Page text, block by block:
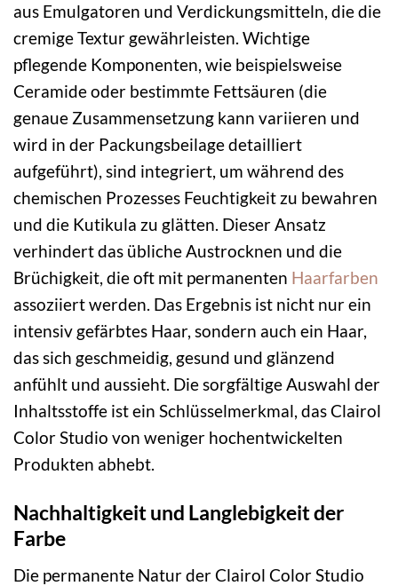
aus Emulgatoren und Verdickungsmitteln, die die
cremige Textur gewährleisten. Wichtige
pflegende Komponenten, wie beispielsweise
Ceramide oder bestimmte Fettsäuren (die
genaue Zusammensetzung kann variieren und
wird in der Packungsbeilage detailliert
aufgeführt), sind integriert, um während des
chemischen Prozesses Feuchtigkeit zu bewahren
und die Kutikula zu glätten. Dieser Ansatz
verhindert das übliche Austrocknen und die
Brüchigkeit, die oft mit permanenten Haarfarben
assoziiert werden. Das Ergebnis ist nicht nur ein
intensiv gefärbtes Haar, sondern auch ein Haar,
das sich geschmeidig, gesund und glänzend
anfühlt und aussieht. Die sorgfältige Auswahl der
Inhaltsstoffe ist ein Schlüsselmerkmal, das Clairol
Color Studio von weniger hochentwickelten
Produkten abhebt.
Nachhaltigkeit und Langlebigkeit der
Farbe
Die permanente Natur der Clairol Color Studio